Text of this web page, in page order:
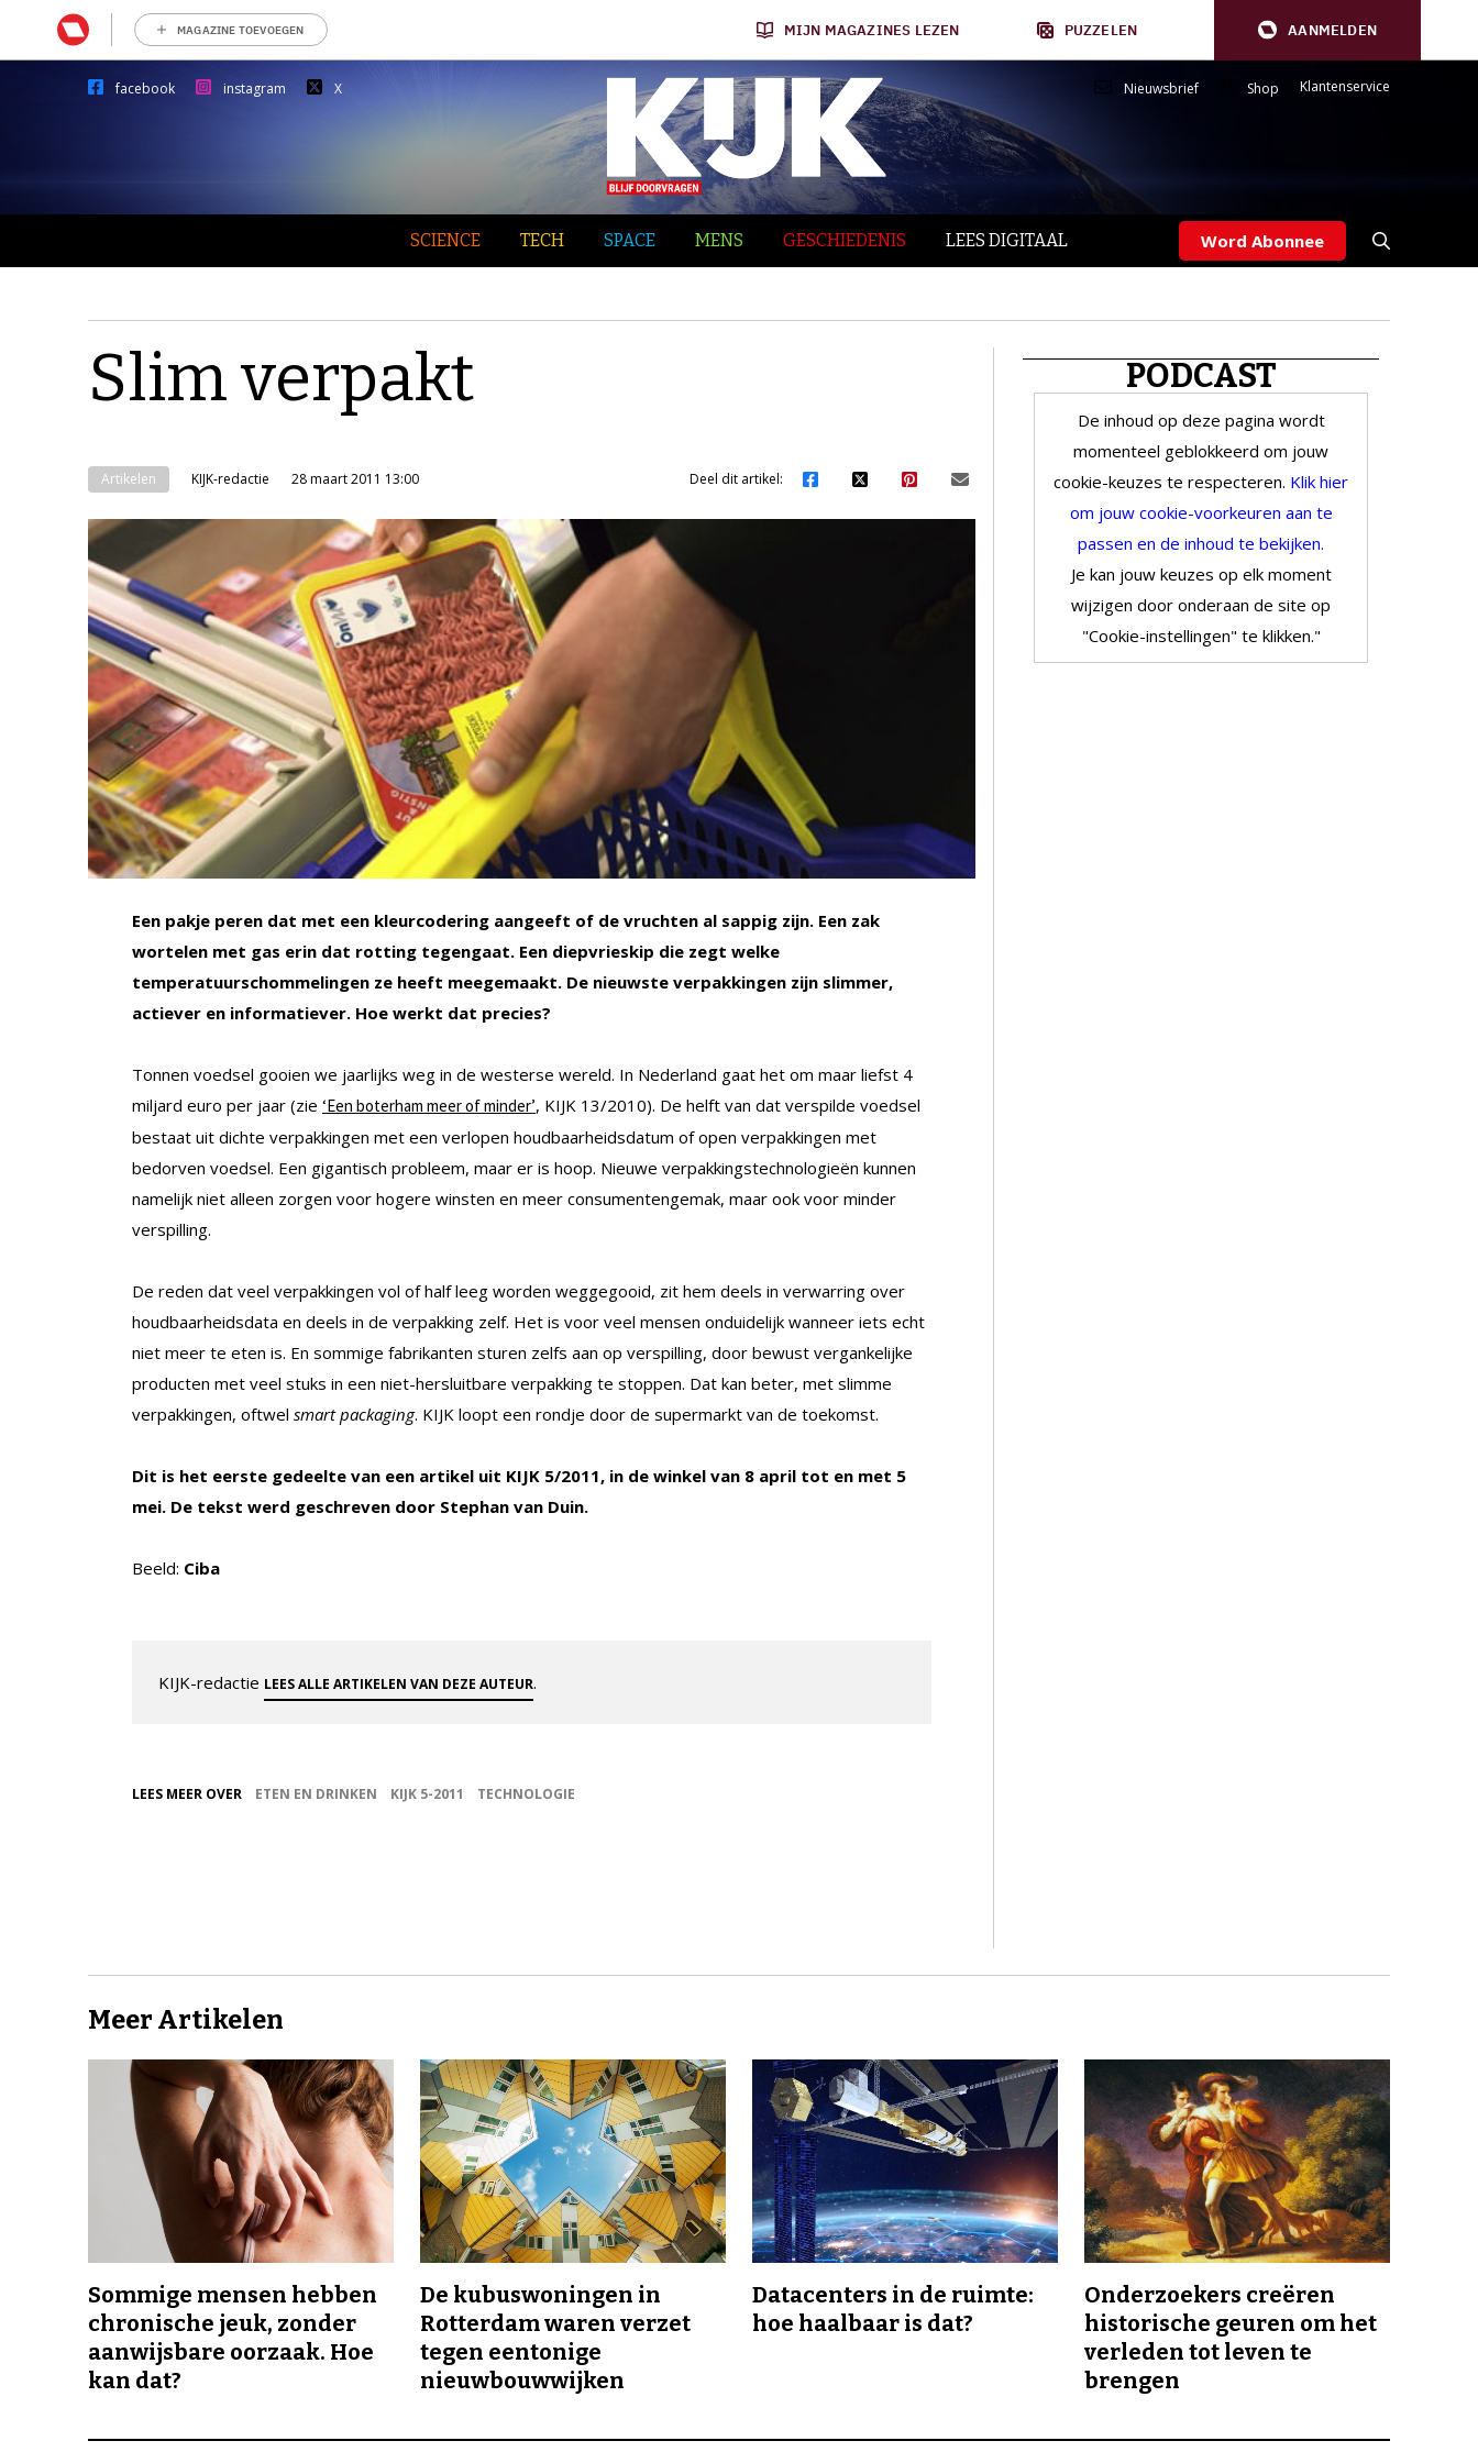
MAGAZINE TOEVOEGEN MIJN MAGAZINES LEZEN PUZZELEN AANMELDEN
facebook instagram X Nieuwsbrief Shop Klantenservice
SCIENCE TECH SPACE MENS GESCHIEDENIS LEES DIGITAAL Word Abonnee
Slim verpakt
Artikelen KIJK-redactie 28 maart 2011 13:00 Deel dit artikel:
Een pakje peren dat met een kleurcodering aangeeft of de vruchten al sappig zijn. Een zak
wortelen met gas erin dat rotting tegengaat. Een diepvrieskip die zegt welke
temperatuurschommelingen ze heeft meegemaakt. De nieuwste verpakkingen zijn slimmer,
actiever en informatiever. Hoe werkt dat precies?
Tonnen voedsel gooien we jaarlijks weg in de westerse wereld. In Nederland gaat het om maar liefst 4
miljard euro per jaar (zie ‘Een boterham meer of minder’, KIJK 13/2010). De helft van dat verspilde voedsel
bestaat uit dichte verpakkingen met een verlopen houdbaarheidsdatum of open verpakkingen met
bedorven voedsel. Een gigantisch probleem, maar er is hoop. Nieuwe verpakkingstechnologieën kunnen
namelijk niet alleen zorgen voor hogere winsten en meer consumentengemak, maar ook voor minder
verspilling.
De reden dat veel verpakkingen vol of half leeg worden weggegooid, zit hem deels in verwarring over
houdbaarheidsdata en deels in de verpakking zelf. Het is voor veel mensen onduidelijk wanneer iets echt
niet meer te eten is. En sommige fabrikanten sturen zelfs aan op verspilling, door bewust vergankelijke
producten met veel stuks in een niet-hersluitbare verpakking te stoppen. Dat kan beter, met slimme
verpakkingen, oftwel smart packaging. KIJK loopt een rondje door de supermarkt van de toekomst.
Dit is het eerste gedeelte van een artikel uit KIJK 5/2011, in de winkel van 8 april tot en met 5
mei. De tekst werd geschreven door Stephan van Duin.
Beeld: Ciba
KIJK-redactie LEES ALLE ARTIKELEN VAN DEZE AUTEUR.
LEES MEER OVER ETEN EN DRINKEN KIJK 5-2011 TECHNOLOGIE
PODCAST
De inhoud op deze pagina wordt
momenteel geblokkeerd om jouw
cookie-keuzes te respecteren. Klik hier
om jouw cookie-voorkeuren aan te
passen en de inhoud te bekijken.
Je kan jouw keuzes op elk moment
wijzigen door onderaan de site op
"Cookie-instellingen" te klikken."
Meer Artikelen
Sommige mensen hebben
chronische jeuk, zonder
aanwijsbare oorzaak. Hoe
kan dat?
De kubuswoningen in
Rotterdam waren verzet
tegen eentonige
nieuwbouwwijken
Datacenters in de ruimte:
hoe haalbaar is dat?
Onderzoekers creëren
historische geuren om het
verleden tot leven te
brengen